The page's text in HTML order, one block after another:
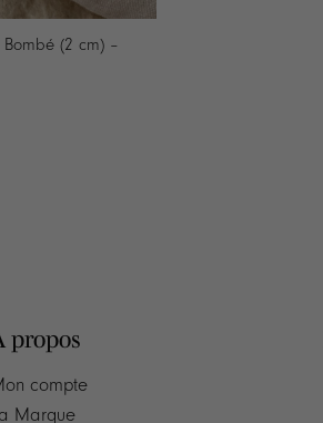
(2 cm) –
propos
compte
Marque